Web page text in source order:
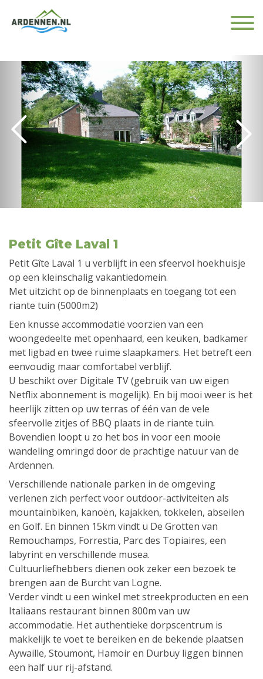
Petit Gîte Laval 1
Petit Gîte Laval 1 u verblijft in een sfeervol hoekhuisje
op een kleinschalig vakantiedomein.
Met uitzicht op de binnenplaats en toegang tot een
riante tuin (5000m2)
Een knusse accommodatie voorzien van een
woongedeelte met openhaard, een keuken, badkamer
met ligbad en twee ruime slaapkamers. Het betreft een
eenvoudig maar comfortabel verblijf.
U beschikt over Digitale TV (gebruik van uw eigen
Netflix abonnement is mogelijk). En bij mooi weer is het
heerlijk zitten op uw terras of één van de vele
sfeervolle zitjes of BBQ plaats in de riante tuin.
Bovendien loopt u zo het bos in voor een mooie
wandeling omringd door de prachtige natuur van de
Ardennen.
Verschillende nationale parken in de omgeving
verlenen zich perfect voor outdoor-activiteiten als
mountainbiken, kanoën, kajakken, tokkelen, abseilen
en Golf. En binnen 15km vindt u De Grotten van
Remouchamps, Forrestia, Parc des Topiaires, een
labyrint en verschillende musea.
Cultuurliefhebbers dienen ook zeker een bezoek te
brengen aan de Burcht van Logne.
Verder vindt u een winkel met streekproducten en een
Italiaans restaurant binnen 800m van uw
accommodatie. Het authentieke dorpscentrum is
makkelijk te voet te bereiken en de bekende plaatsen
Aywaille, Stoumont, Hamoir en Durbuy liggen binnen
een half uur rij-afstand.